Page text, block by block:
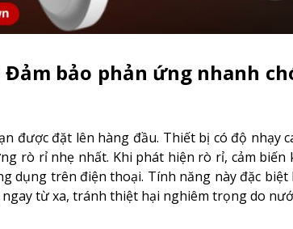
bảo phản ứng nhanh
được đặt lên hàng đầu. Thiết bị có độ nhạy
rò rỉ nhẹ nhất. Khi phát hiện rò rỉ, cảm
dụng trên điện thoại. Tính năng này đặc
từ xa, tránh thiệt hại nghiêm trọng do